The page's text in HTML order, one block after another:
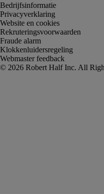
Bedrijfsinformatie
Privacyverklaring
Website en cookies
Rekruteringsvoorwaarden
Fraude alarm
Klokkenluidersregeling
Webmaster feedback